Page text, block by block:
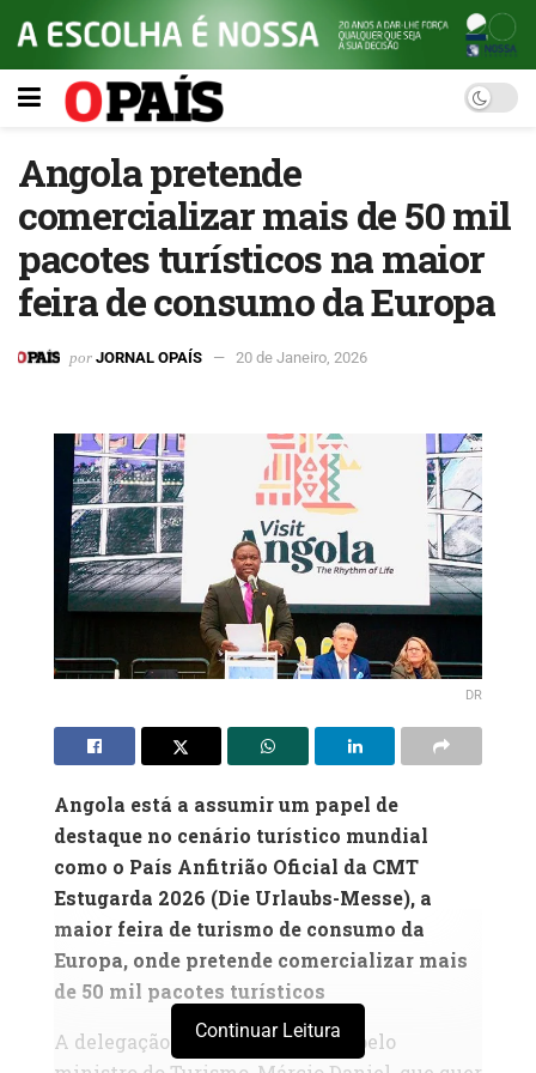
Angola pretende
comercializar mais de 50 mil
pacotes turísticos na maior
feira de consumo da Europa
por JORNAL OPAÍS 20 de Janeiro, 2026
DR
Angola está a assumir um papel de
destaque no cenário turístico mundial
como o País Anfitrião Oficial da CMT
Estugarda 2026 (Die Urlaubs-Messe), a
maior feira de turismo de consumo da
Europa, onde pretende comercializar mais
de 50 mil pacotes turísticos
A delegação angolana, liderada pelo
Continuar Leitura